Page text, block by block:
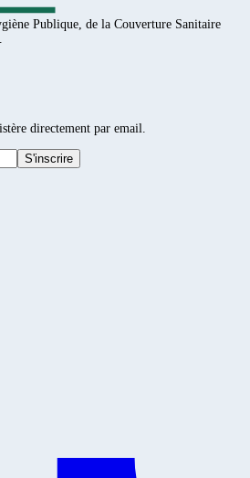
Publique, de la Couverture Sanitaire
directement par email.
S'inscrire